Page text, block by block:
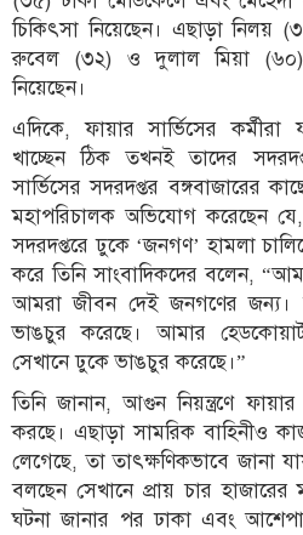
চিকিৎসা নিয়েছেন। এছাড়া নিলয়
রুবেল (৩২) ও দুলাল মিয়া (৬০)
নিয়েছেন।
এদিকে, ফায়ার সার্ভিসের কর্মীরা
খাচ্ছেন ঠিক তখনই তাদের
সার্ভিসের সদরদপ্তর বঙ্গবাজারের
মহাপরিচালক অভিযোগ করেছেন যে,
সদরদপ্তরে ঢুকে ‘জনগণ’ হামলা
করে তিনি সাংবাদিকদের বলেন,
আমরা জীবন দেই জনগণের জন্য।
ভাঙচুর করেছে। আমার
সেখানে ঢুকে ভাঙচুর করেছে।”
তিনি জানান, আগুন নিয়ন্ত্রণে
করছে। এছাড়া সামরিক বাহিনীও
লেগেছে, তা তাৎক্ষণিকভাবে জানা
বলছেন সেখানে প্রায় চার
ঘটনা জানার পর ঢাকা এবং